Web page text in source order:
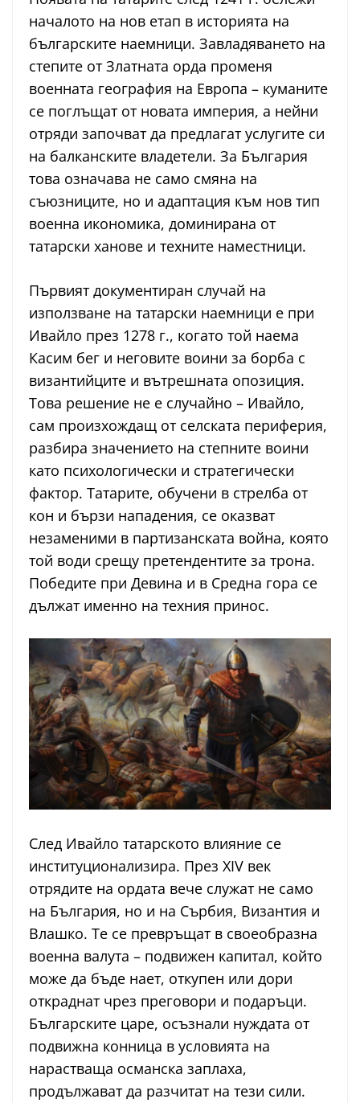
началото на нов етап в историята на
българските наемници. Завладяването на
степите от Златната орда променя
военната география на Европа – куманите
се поглъщат от новата империя, а нейни
отряди започват да предлагат услугите си
на балканските владетели. За България
това означава не само смяна на
съюзниците, но и адаптация към нов тип
военна икономика, доминирана от
татарски ханове и техните наместници.
Първият документиран случай на
използване на татарски наемници е при
Ивайло през 1278 г., когато той наема
Касим бег и неговите воини за борба с
византийците и вътрешната опозиция.
Това решение не е случайно – Ивайло,
сам произхождащ от селската периферия,
разбира значението на степните воини
като психологически и стратегически
фактор. Татарите, обучени в стрелба от
кон и бързи нападения, се оказват
незаменими в партизанската война, която
той води срещу претендентите за трона.
Победите при Девина и в Средна гора се
дължат именно на техния принос.
След Ивайло татарското влияние се
институционализира. През XIV век
отрядите на ордата вече служат не само
на България, но и на Сърбия, Византия и
Влашко. Те се превръщат в своеобразна
военна валута – подвижен капитал, който
може да бъде нает, откупен или дори
откраднат чрез преговори и подаръци.
Българските царе, осъзнали нуждата от
подвижна конница в условията на
нарастваща османска заплаха,
продължават да разчитат на тези сили.